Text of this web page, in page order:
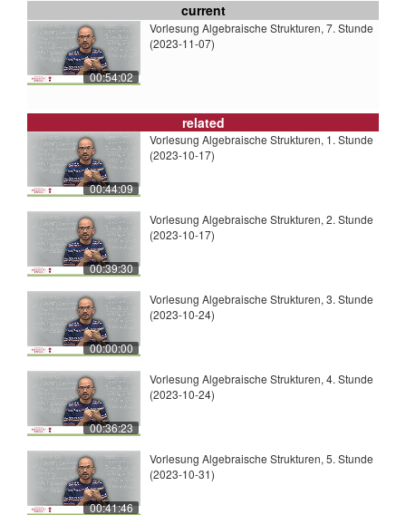
current
00:54:02
Vorlesung Algebraische Strukturen, 7. Stunde
(2023-11-07)
related
00:44:09
Vorlesung Algebraische Strukturen, 1. Stunde
(2023-10-17)
00:39:30
Vorlesung Algebraische Strukturen, 2. Stunde
(2023-10-17)
00:00:00
Vorlesung Algebraische Strukturen, 3. Stunde
(2023-10-24)
00:36:23
Vorlesung Algebraische Strukturen, 4. Stunde
(2023-10-24)
00:41:46
Vorlesung Algebraische Strukturen, 5. Stunde
(2023-10-31)